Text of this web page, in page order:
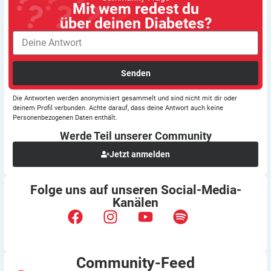
Mit wem redest du
über deinen Diabetes?
Senden
Die Antworten werden anonymisiert gesammelt und sind nicht mit dir oder
deinem Profil verbunden. Achte darauf, dass deine Antwort auch keine
Personenbezogenen Daten enthält.
Werde Teil unserer Community
Jetzt anmelden
Folge uns auf unseren Social-Media-
Kanälen
Community-Feed